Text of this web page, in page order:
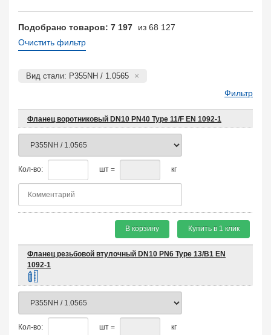
Подобрано товаров: 7 197
из 68 127
Очистить фильтр
Вид стали: P355NH / 1.0565
Фильтр
Фланец воротниковый DN10 PN40 Type 11/F EN 1092-1
Кол-во: шт = кг
В корзину Купить в 1 клик
Фланец резьбовой втулочный DN10 PN6 Type 13/B1 EN
1092-1
Кол-во: шт = кг